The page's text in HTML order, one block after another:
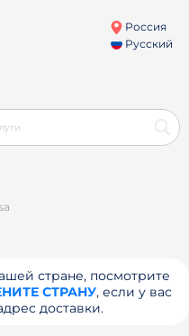
Россия
Русский
стране, посмотрите
СТРАНУ, если у вас
доставки.